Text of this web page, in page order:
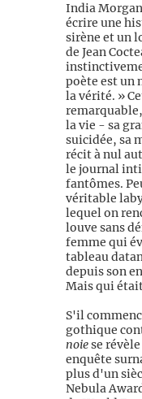
India
écrire une
sirène et un
de Jean
poète est un
la vérité. »
la vie - sa
suicidée, sa
récit à nul
le journal
fantômes.
véritable
lequel on
louve sans
femme qui
tableau
depuis son
Mais qui était
S'il
gothique
noiese révèle
enquête
plus d'un
Nebula